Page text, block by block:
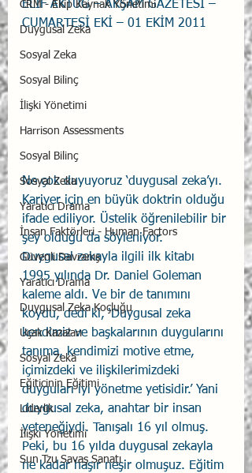
CRM - Ekip Kaynak Yönetimi
Duygusal Zeka
Sosyal Zeka
Sosyal Bilinç
İlişki Yönetimi
Harrison Assessments
Sosyal Bilinç
Sosyal Zeka
Yaratıcı Drama
İnsan Faktörleri - Human Factors
Güvenli Davranış
Yaratıcı Drama
Duygusal Zeka Koçluğu
Uçak Kazaları
Sosyal Zekâ
Eğiticinin Eğitimi
Liderlik
İlişki Yönetimi
Sun Tzu Savaş Sanatı
ELİF AKTUĞ – AKŞAM GAZETESİ –
CUMARTESİ EKİ – 01 EKİM 2011
Ne çok duyuyoruz ‘duygusal zeka’yı.
Kariyer için en büyük doktrin olduğu
ifade ediliyor. Üstelik öğrenilebilir bir
şey olduğu da söyleniyor.
Duygusal zekayla ilgili ilk kitabı
1995 yılında Dr. Daniel Goleman
kaleme aldı. Ve bir de tanımını
koydu, dedi ki, ‘Duygusal zeka
kendimiz ve başkalarının duygularını
tanıma, kendimizi motive etme,
içimizdeki ve ilişkilerimizdeki
duyguları iyi yönetme yetisidir.’ Yani
duygusal zeka, anahtar bir insan
yeteneğiydi. Tanışalı 16 yıl olmuş.
Peki, bu 16 yılda duygusal zekayla
ne kadar haşır neşir olmuşuz. Eğitim